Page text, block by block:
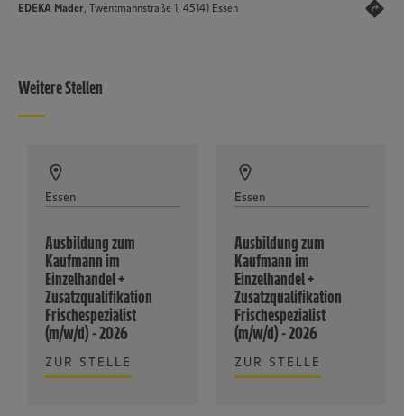
EDEKA Mader, Twentmannstraße 1, 45141 Essen
Weitere Stellen
Essen
Ausbildung zum
Kaufmann im
Einzelhandel +
Zusatzqualifikation
Frischespezialist
(m/w/d) - 2026
ZUR STELLE
Essen
Ausbildung zum
Kaufmann im
Einzelhandel +
Zusatzqualifikation
Frischespezialist
(m/w/d) - 2026
ZUR STELLE